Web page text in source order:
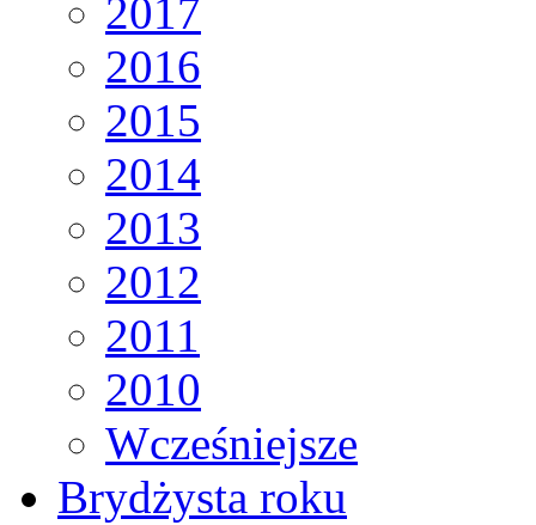
2017
2016
2015
2014
2013
2012
2011
2010
Wcześniejsze
Brydżysta roku